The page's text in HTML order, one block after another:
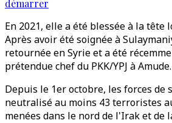
démarrer
En 2021, elle a été blessée à la tête
Après avoir été soignée à
retournée en Syrie et a été
prétendue chef du PKK/YPJ à Amude.
Depuis le 1er octobre, les forces de
neutralisé au moins 43 terroristes
menées dans le nord de l'Irak et de